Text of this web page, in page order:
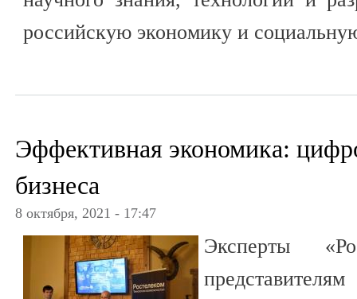
российскую экономику и
Эффективная экономика:
бизнеса
8 октября, 2021 - 17:47
Эксперты